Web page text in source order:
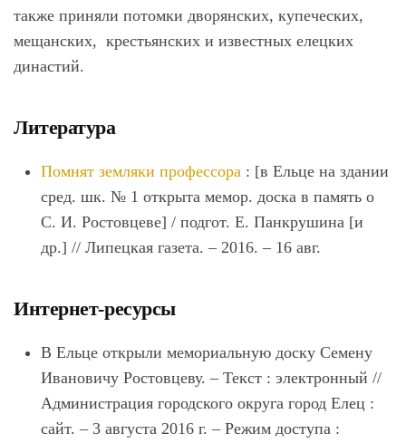
также приняли потомки дворянских, купеческих,
мещанских, крестьянских и известных елецких
династий.
Литература
Помнят земляки профессора : [в Ельце на здании
сред. шк. № 1 открыта мемор. доска в память о
С. И. Ростовцеве] / подгот. Е. Панкрушина [и
др.] // Липецкая газета. – 2016. – 16 авг.
Интернет-ресурсы
В Ельце открыли мемориальную доску Семену
Ивановичу Ростовцеву. – Текст : электронный //
Администрация городского округа город Елец :
сайт. – 3 августа 2016 г. – Режим доступа :